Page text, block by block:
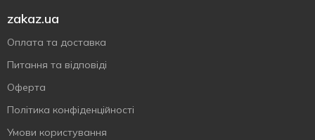
zakaz.ua
Оплата та доставка
Питання та відповіді
Оферта
Політика конфіденційності
Умови користування